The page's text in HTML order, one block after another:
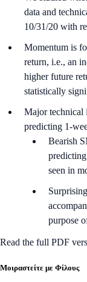
data and
10/31/20 with
Momentum is
return, i.e., an
higher future
statistically
Major technical
predicting 1-
Bearish
seen in
purpose
Read the full PDF
Μοιραστείτε με Φίλους